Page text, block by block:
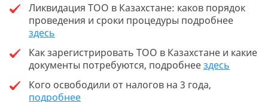
Ликвидация ТОО в Казахстане: каков порядок
проведения и сроки процедуры подробнее
здесь
Как зарегистрировать ТОО в Казахстане и какие
документы потребуются, подробнеездесь
Кого освободили от налогов на 3 года,
подробнее